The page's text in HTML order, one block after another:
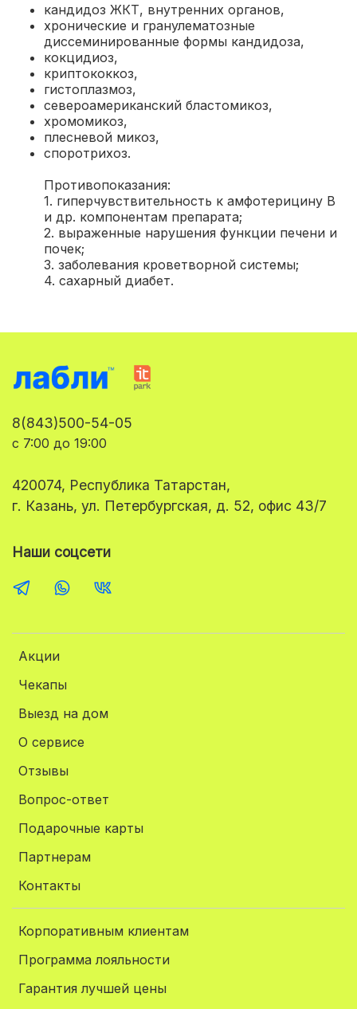
кандидоз ЖКТ, внутренних органов,
хронические и гранулематозные
диссеминированные формы кандидоза,
кокцидиоз,
криптококкоз,
гистоплазмоз,
североамериканский бластомикоз,
хромомикоз,
плесневой микоз,
споротрихоз.
Противопоказания:
1. гиперчувствительность к амфотерицину В
и др. компонентам препарата;
2. выраженные нарушения функции печени и
почек;
3. заболевания кроветворной системы;
4. сахарный диабет.
Акции
Чекапы
Выезд на дом
О сервисе
Отзывы
Вопрос-ответ
Подарочные карты
Партнерам
Контакты
Корпоративным клиентам
Программа лояльности
Гарантия лучшей цены
8(843)500-54-05
с 7:00 до 19:00
420074, Республика Татарстан,
г. Казань, ул. Петербургская, д. 52, офис 43/7
Наши соцсети